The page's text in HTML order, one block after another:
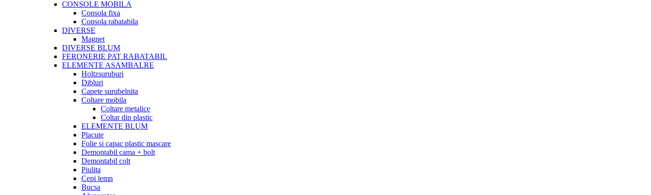
CONSOLE MOBILA
Consola fixa
Consola rabatabila
DIVERSE
Magnet
DIVERSE BLUM
FERONERIE PAT RABATABIL
ELEMENTE ASAMBALRE
Holtzsuruburi
Dibluri
Capete surubelnita
Coltare mobila
Coltare metalice
Coltar din plastic
ELEMENTE BLUM
Placute
Folie si capac plastic mascare
Demontabil cama + bolt
Demontabil colt
Piulita
Cepi lemn
Bucsa